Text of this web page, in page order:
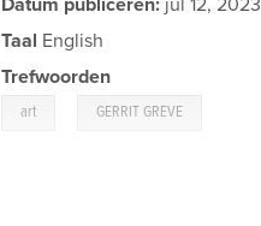
Taal English
Trefwoorden
art GERRIT GREVE